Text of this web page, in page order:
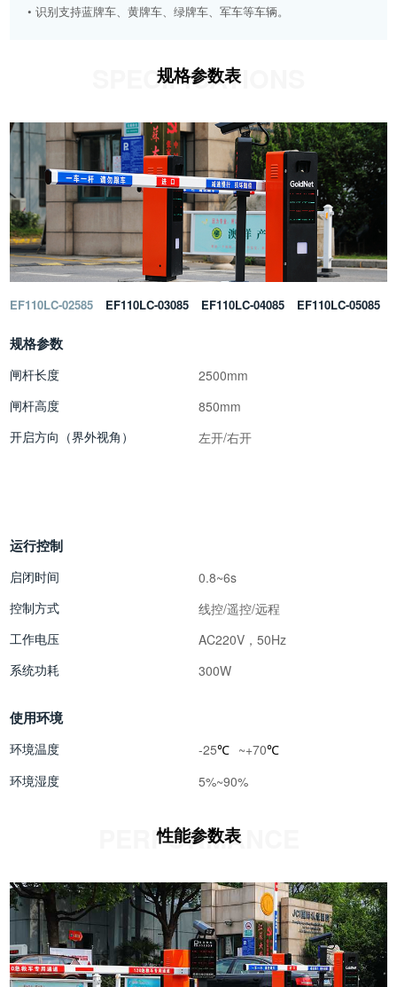
• 识别支持蓝牌车、黄牌车、绿牌车、军车等车辆。
规格参数表
SPECIFICATIONS
EF110LC-02585 EF110LC-03085 EF110LC-04085 EF110LC-05085
规格参数
闸杆长度
2500mm
闸杆高度
850mm
开启方向（界外视角）
左开/右开
运行控制
启闭时间
0.8~6s
控制方式
线控/遥控/远程
工作电压
AC220V，50Hz
系统功耗
300W
使用环境
环境温度 -25℃ ~+70℃
环境湿度 5%~90%
性能参数表
PERFORMANCE